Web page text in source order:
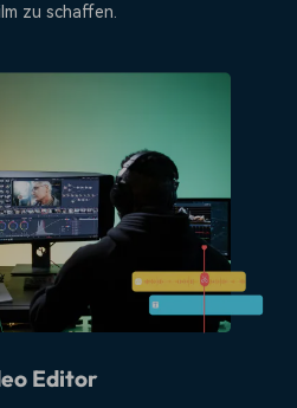
zu schaffen.
Editor